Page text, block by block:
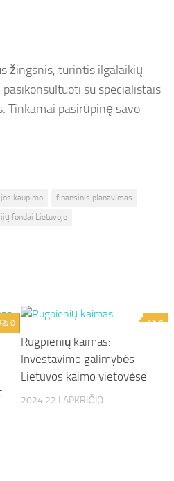
žingsnis, turintis ilgalaikių
su specialistais
Tinkamai pasirūpinę savo
kaupimo
finansinis planavimas
fondai Lietuvoje
0 0
Rugpienių kaimas:
Investavimo galimybės
Lietuvos kaimo vietovėse
2024 22 LAPKRIČIO